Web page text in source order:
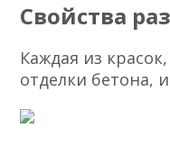
Свойства
Каждая из
отделки бетона,